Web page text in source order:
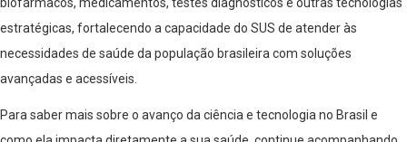
estratégicas, fortalecendo a capacidade do SUS de atender às
necessidades de saúde da população brasileira com soluções
avançadas e acessíveis.
Para saber mais sobre o avanço da ciência e tecnologia no Brasil e